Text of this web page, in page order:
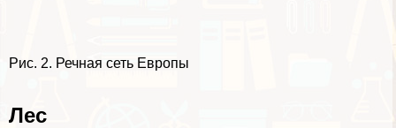
Рис. 2. Речная сеть Европы
Лес